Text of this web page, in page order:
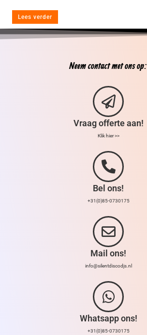
Lees verder
Neem contact met ons op:
Vraag offerte aan!
Klik hier >>
Bel ons!
+31(0)85-0730175
Mail ons!
info@silentdiscodjs.nl
Whatsapp ons!
+31(0)85-0730175